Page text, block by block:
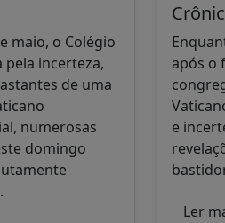
maio, o Colégio
pela incerteza,
de uma
numerosas
domingo
após o
e
Ler